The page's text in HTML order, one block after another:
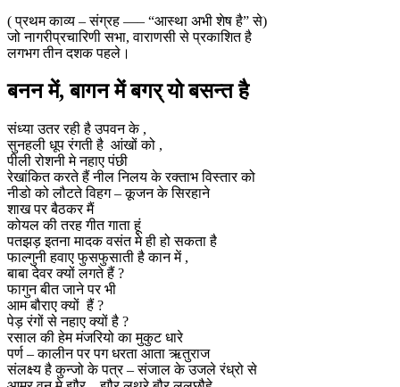
( प्रथम काव्य – संग्रह —– “आस्था अभी शेष है” से)
जो नागरीप्रचारिणी सभा, वाराणसी से प्रकाशित है
लगभग तीन दशक पहले।
बनन में, बागन में बगर् यो बसन्त है
संध्या उतर रही है उपवन के ,
सुनहली धूप रंगती है आंखों को ,
पीली रोशनी मे नहाए पंछी
रेखांकित करते हैं नील निलय के रक्ताभ विस्तार को
नीडो को लौटते विहग – कूजन के सिरहाने
शाख पर बैठकर मैं
कोयल की तरह गीत गाता हूं
पतझड़ इतना मादक वसंत मे ही हो सकता है
फाल्गुनी हवाए फुसफुसाती है कान में ,
बाबा देवर क्यों लगते हैं ?
फागुन बीत जाने पर भी
आम बौराए क्यों हैं ?
पेड़ रंगों से नहाए क्यों है ?
रसाल की हेम मंजरियो का मुकुट धारे
पर्ण – कालीन पर पग धरता आता ऋतुराज
संलक्ष्य है कुन्जो के पत्र – संजाल के उजले रंध्रो से